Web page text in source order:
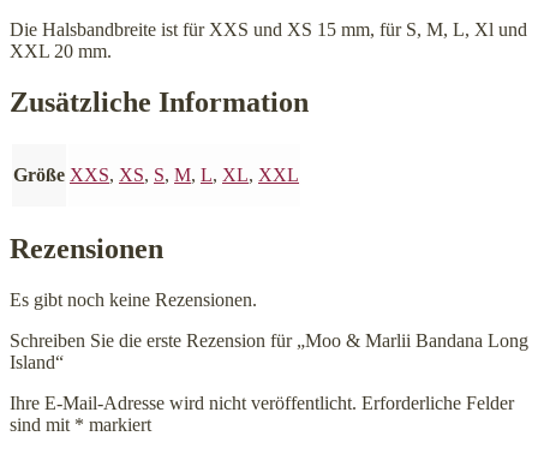
Die Halsbandbreite ist für XXS und XS 15 mm, für S, M, L, Xl und
XXL 20 mm.
Zusätzliche Information
Größe XXS, XS, S, M, L, XL, XXL
Rezensionen
Es gibt noch keine Rezensionen.
Schreiben Sie die erste Rezension für „Moo & Marlii Bandana Long
Island“
Ihre E-Mail-Adresse wird nicht veröffentlicht. Erforderliche Felder
sind mit * markiert